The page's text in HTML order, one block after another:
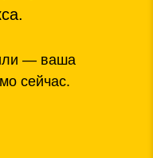
— ваша
сейчас.